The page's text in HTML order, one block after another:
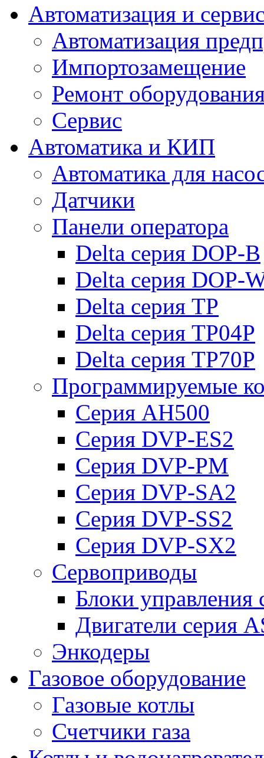
Автоматизация и
Автоматизация
Импортозамещение
Ремонт
Сервис
Автоматика и КИП
Автоматика для
Датчики
Панели оператора
Delta серия DOP-B
Delta серия DOP-
Delta серия TP
Delta серия TP04P
Delta серия TP70P
Программируемые
Серия AH500
Серия DVP-ES2
Серия DVP-PM
Серия DVP-SA2
Серия DVP-SS2
Серия DVP-SX2
Сервоприводы
Блоки
Двигатели серия
Энкодеры
Газовое оборудование
Газовые котлы
Счетчики газа